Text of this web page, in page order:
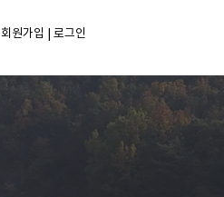
회원가입 | 로그인